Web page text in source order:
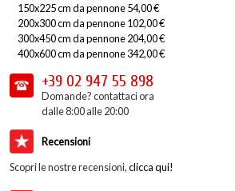
150x225 cm da pennone 54,00 €
200x300 cm da pennone 102,00 €
300x450 cm da pennone 204,00 €
400x600 cm da pennone 342,00 €
+39 02 947 55 898
Domande? contattaci ora
dalle 8:00 alle 20:00
Recensioni
Scopri le nostre recensioni,clicca qui!